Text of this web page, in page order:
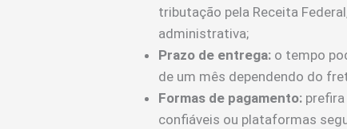
tributação pela Receita
administrativa;
Prazo de entrega: o tempo
de um mês dependendo do
Formas de pagamento:
confiáveis ou plataformas